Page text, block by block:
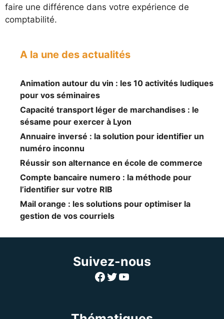
faire une différence dans votre expérience de
comptabilité.
A la une des actualités
Animation autour du vin : les 10 activités ludiques
pour vos séminaires
Capacité transport léger de marchandises : le
sésame pour exercer à Lyon
Annuaire inversé : la solution pour identifier un
numéro inconnu
Réussir son alternance en école de commerce
Compte bancaire numero : la méthode pour
l’identifier sur votre RIB
Mail orange : les solutions pour optimiser la
gestion de vos courriels
Suivez-nous
Facebook
Twitter
YouTube